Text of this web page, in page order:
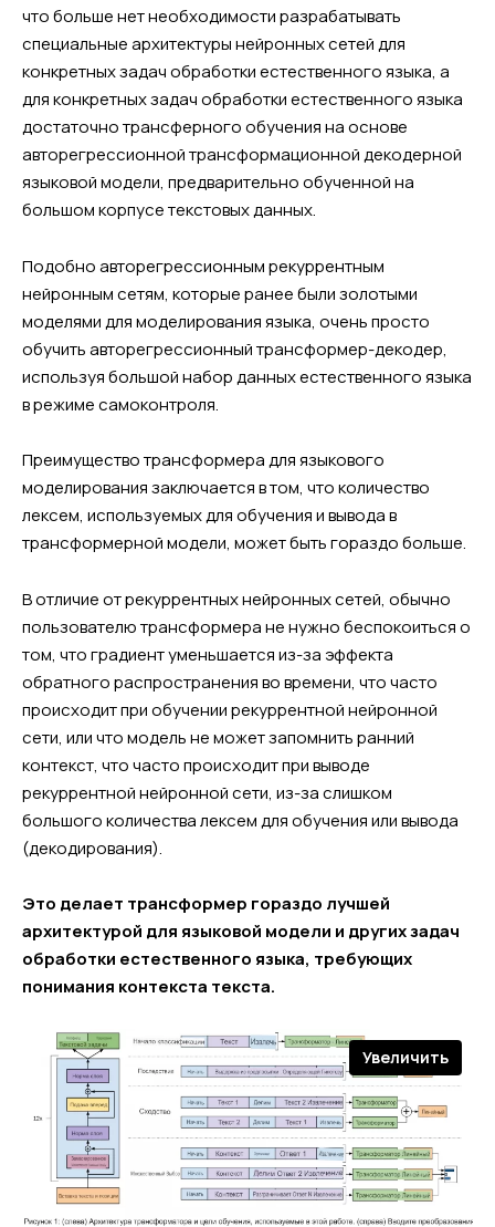
что больше нет необходимости разрабатывать
специальные архитектуры нейронных сетей для
конкретных задач обработки естественного языка, а
для конкретных задач обработки естественного языка
достаточно трансферного обучения на основе
авторегрессионной трансформационной декодерной
языковой модели, предварительно обученной на
большом корпусе текстовых данных.
Подобно авторегрессионным рекуррентным
нейронным сетям, которые ранее были золотыми
моделями для моделирования языка, очень просто
обучить авторегрессионный трансформер-декодер,
используя большой набор данных естественного языка
в режиме самоконтроля.
Преимущество трансформера для языкового
моделирования заключается в том, что количество
лексем, используемых для обучения и вывода в
трансформерной модели, может быть гораздо больше.
В отличие от рекуррентных нейронных сетей, обычно
пользователю трансформера не нужно беспокоиться о
том, что градиент уменьшается из-за эффекта
обратного распространения во времени, что часто
происходит при обучении рекуррентной нейронной
сети, или что модель не может запомнить ранний
контекст, что часто происходит при выводе
рекуррентной нейронной сети, из-за слишком
большого количества лексем для обучения или вывода
(декодирования).
Это делает трансформер гораздо лучшей
архитектурой для языковой модели и других задач
обработки естественного языка, требующих
понимания контекста текста.
Увеличить